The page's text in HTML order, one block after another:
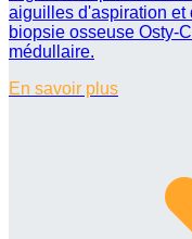
aiguilles d'aspiration et
biopsie osseuse Osty-
médullaire.
En savoir plus